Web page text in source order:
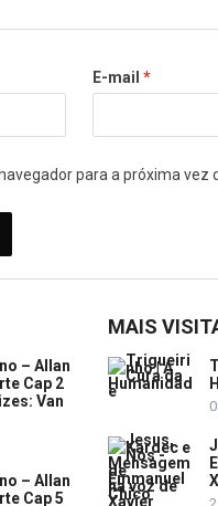
E-mail *
para a próxima vez
– Allan
Cap 2
Van
– Allan
Cap 5
MAIS